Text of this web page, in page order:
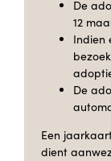
De
12
Indien
De
Een
dient